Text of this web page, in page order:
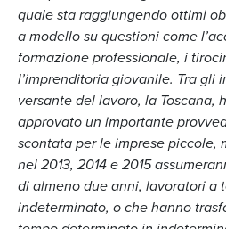
quale sta raggiungendo ottimi
a modello su questioni come
formazione professionale, i
l’imprenditoria giovanile. Tra gli
versante del lavoro, la Toscana,
approvato un importante
scontata per le imprese piccole,
nel 2013, 2014 e 2015
di almeno due anni, lavoratori a
indeterminato, o che hanno